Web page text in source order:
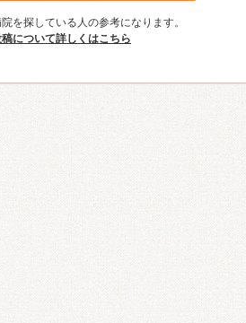
を探している人の参考になります。
稿について詳しくはこちら